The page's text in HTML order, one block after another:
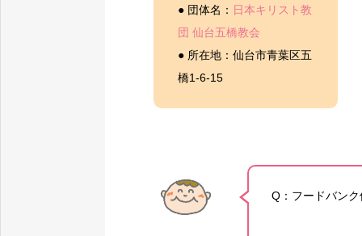
● 団体名： 日本キリスト教
団 仙台五橋教会
● 所在地：仙台市青葉区五
橋1-6-15
Q：フードバン